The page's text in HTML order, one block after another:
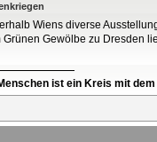
Wiens diverse
Gewölbe zu Dresden
ist ein Kreis mit